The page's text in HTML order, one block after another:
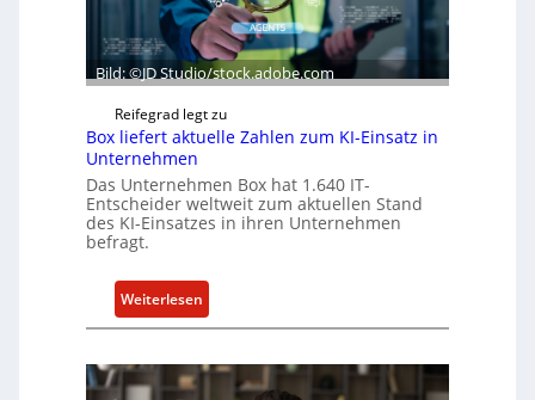
Bild: ©JD Studio/stock.adobe.com
Reifegrad legt zu
Box liefert aktuelle Zahlen zum KI-Einsatz in
Unternehmen
Das Unternehmen Box hat 1.640 IT-
Entscheider weltweit zum aktuellen Stand
des KI-Einsatzes in ihren Unternehmen
befragt.
Weiterlesen:
B
x